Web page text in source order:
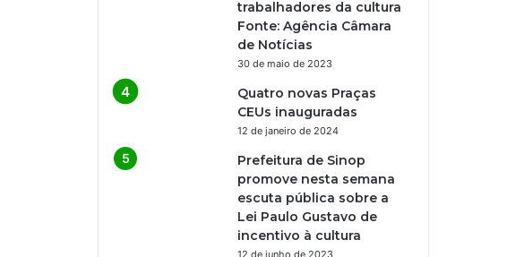
trabalhadores da cultura
Fonte: Agência Câmara
de Notícias
30 de maio de 2023
Quatro novas Praças
CEUs inauguradas
12 de janeiro de 2024
Prefeitura de Sinop
promove nesta semana
escuta pública sobre a
Lei Paulo Gustavo de
incentivo à cultura
12 de junho de 2023